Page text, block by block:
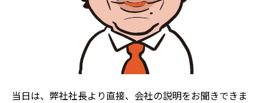
当日は、弊社社長より直接、会社の説明をお聞きできま